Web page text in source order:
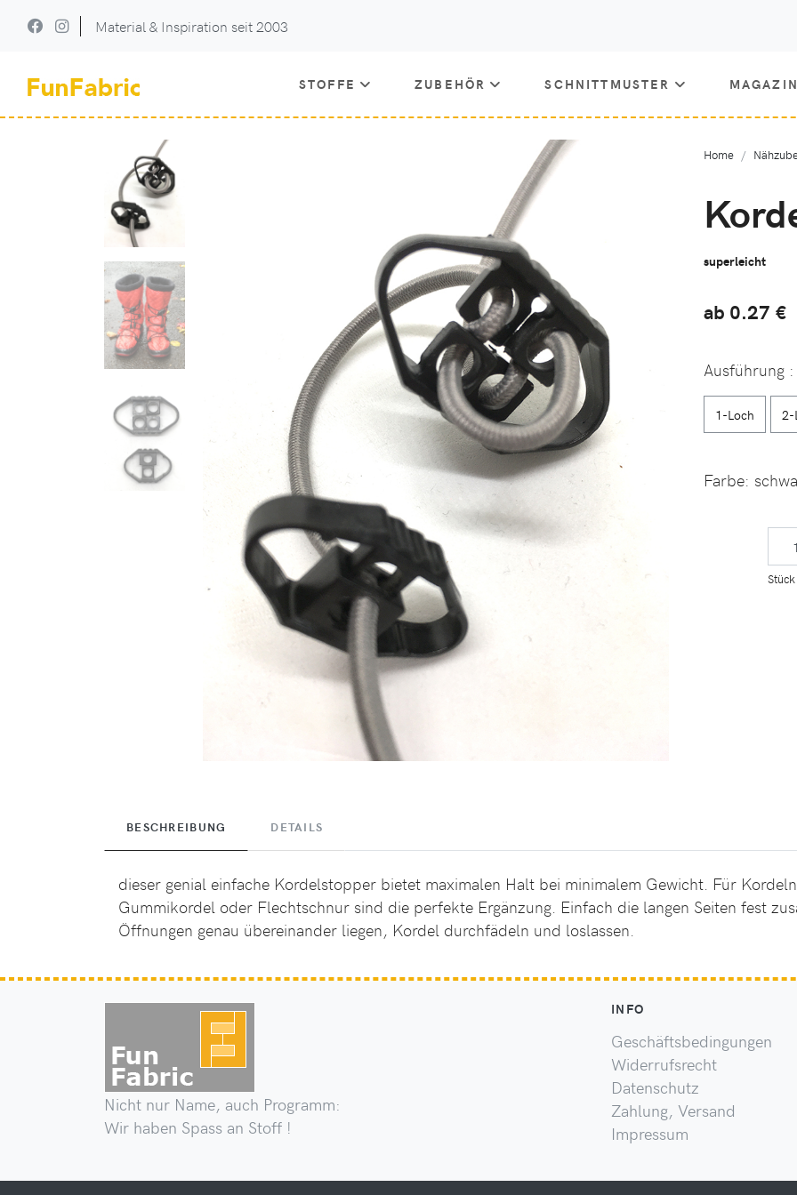
Material & Inspiration seit 2003
STOFFE ZUBEHÖR SCHNITTMUSTER MAGAZIN
Home
superleicht
ab 0.27 €
Ausführung :
1-Loch 2-
Farbe:
Stück
BESCHREIBUNG DETAILS
dieser genial einfache Kordelstopper bietet maximalen Halt bei minimalem Gewicht. Für
Gummikordel oder Flechtschnur sind die perfekte Ergänzung. Einfach die langen Seiten fest
Öffnungen genau übereinander liegen, Kordel durchfädeln und loslassen.
Nicht nur Name, auch Programm:
Wir haben Spass an Stoff !
INFO
Geschäftsbedingungen
Widerrufsrecht
Datenschutz
Zahlung, Versand
Impressum